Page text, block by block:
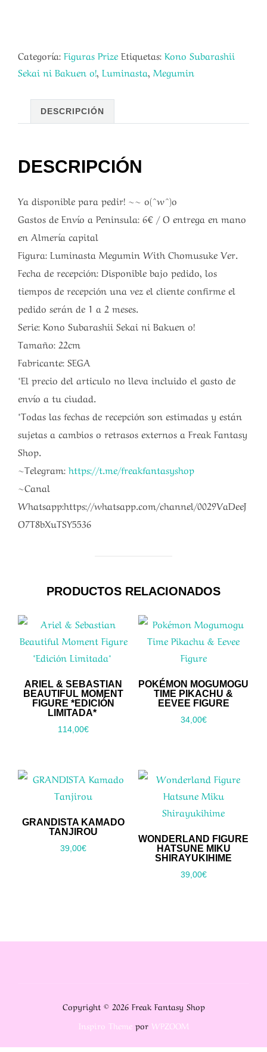
Categoría: Figuras Prize Etiquetas: Kono Subarashii
Sekai ni Bakuen o!, Luminasta, Megumin
DESCRIPCIÓN
DESCRIPCIÓN
Ya disponible para pedir! ~~ o(^w^)o
Gastos de Envío a Peninsula: 6€ / O entrega en mano
en Almería capital
Figura: Luminasta Megumin With Chomusuke Ver.
Fecha de recepción: Disponible bajo pedido, los
tiempos de recepción una vez el cliente confirme el
pedido serán de 1 a 2 meses.
Serie: Kono Subarashii Sekai ni Bakuen o!
Tamaño: 22cm
Fabricante: SEGA
*El precio del articulo no lleva incluido el gasto de
envío a tu ciudad.
*Todas las fechas de recepción son estimadas y están
sujetas a cambios o retrasos externos a Freak Fantasy
Shop.
~Telegram: https://t.me/freakfantasyshop
~Canal
Whatsapp:https://whatsapp.com/channel/0029VaDeeJ
O7T8bXuTSY5536
PRODUCTOS RELACIONADOS
ARIEL & SEBASTIAN
BEAUTIFUL MOMENT
FIGURE *EDICIÓN
LIMITADA*
114,00€
POKÉMON MOGUMOGU
TIME PIKACHU &
EEVEE FIGURE
34,00€
GRANDISTA KAMADO
TANJIROU
39,00€
WONDERLAND FIGURE
HATSUNE MIKU
SHIRAYUKIHIME
39,00€
Copyright © 2026 Freak Fantasy Shop
Inspiro Themepor WPZOOM